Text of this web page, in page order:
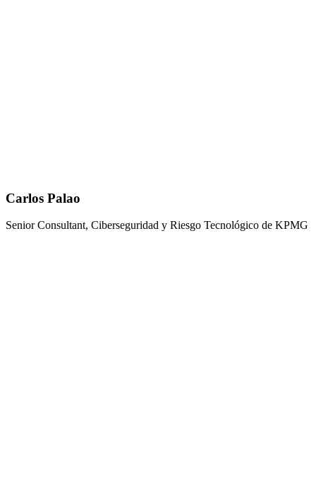
Carlos Palao
Senior Consultant, Ciberseguridad y Riesgo Tecnológico de KPMG